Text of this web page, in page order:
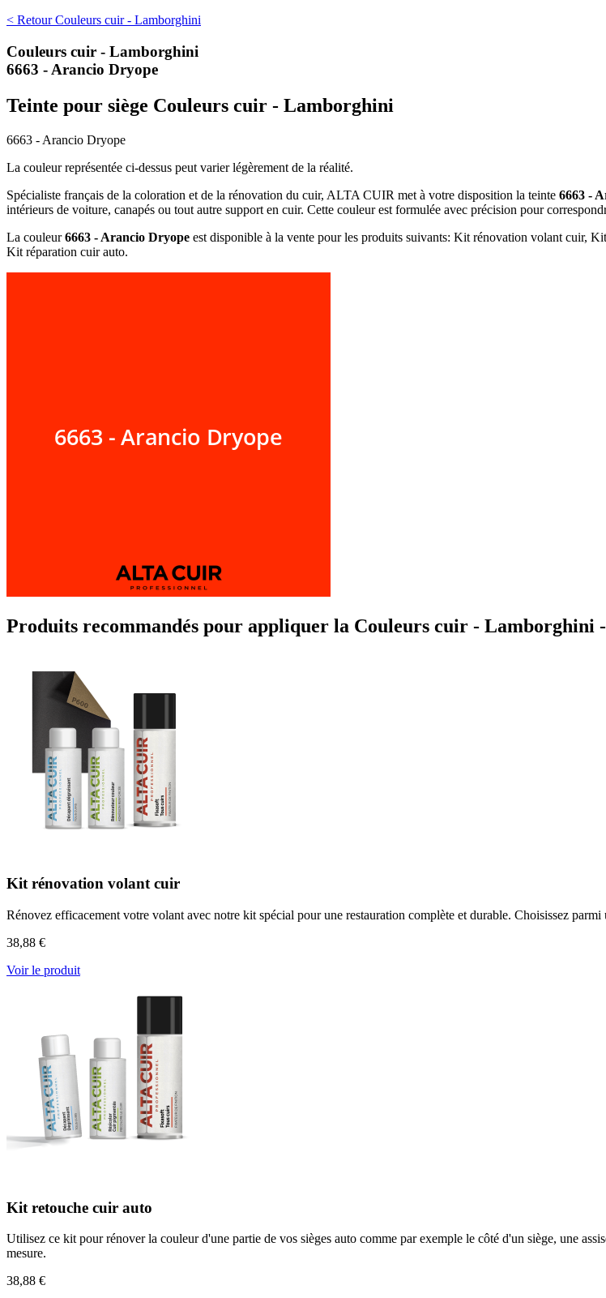
< Retour Couleurs cuir - Lamborghini
Couleurs cuir - Lamborghini
6663 - Arancio Dryope
Teinte pour siège Couleurs cuir - Lamborghini
6663 - Arancio Dryope
La couleur représentée ci-dessus peut varier légèrement de la réalité.
Spécialiste français de la coloration et de la rénovation du cuir, ALTA CUIR met à votre disposition la teinte 6663 -
intérieurs de voiture, canapés ou tout autre support en cuir. Cette couleur est formulée avec précision pour
La couleur6663 - Arancio Dryope est disponible à la vente pour les produits suivants: Kit rénovation volant cuir,
Kit réparation cuir auto.
Produits recommandés pour appliquer la Couleurs cuir - Lamborghini
Kit rénovation volant cuir
Rénovez efficacement votre volant avec notre kit spécial pour une restauration complète et durable. Choisissez
38,88 €
Voir le produit
Kit retouche cuir auto
Utilisez ce kit pour rénover la couleur d'une partie de vos sièges auto comme par exemple le côté d'un siège, une
mesure.
38,88 €